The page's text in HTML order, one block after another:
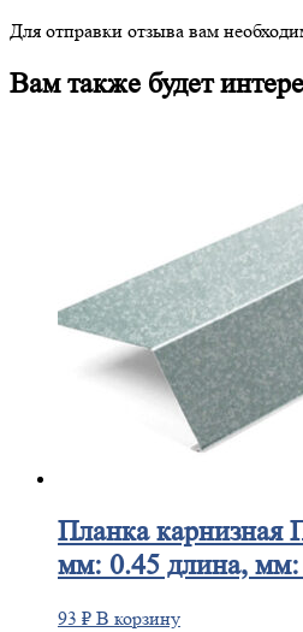
Для отправки отзыва вам
Вам также будет
Планкакарнизная
мм: 0.45 длина, мм:
93 ₽ В корзину